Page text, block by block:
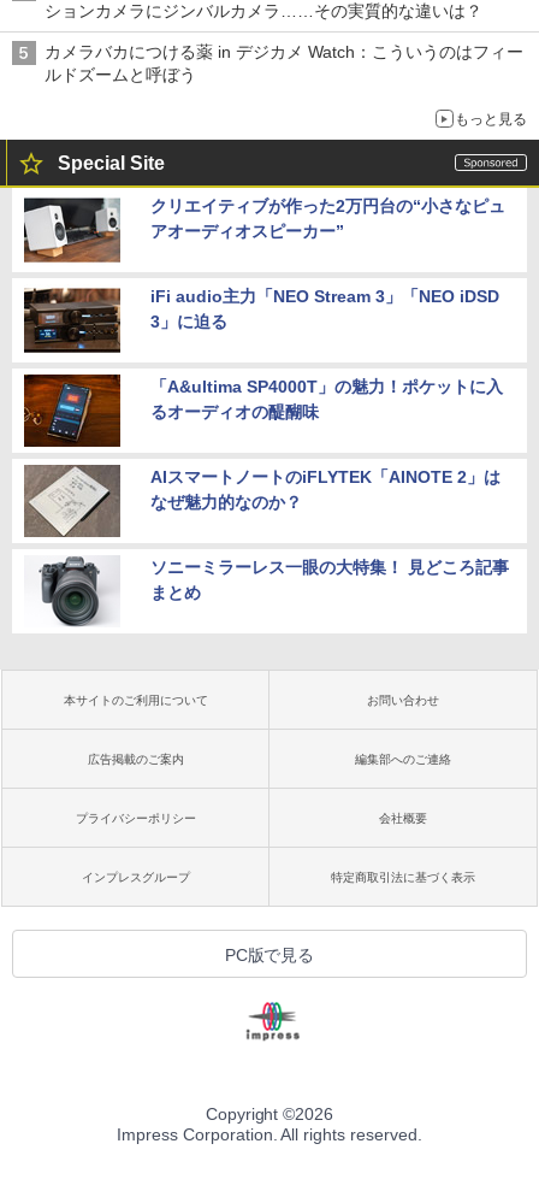
ションカメラにジンバルカメラ……その実質的な違いは？
カメラバカにつける薬 in デジカメ Watch：こういうのはフィー
ルドズームと呼ぼう
もっと見る
Special Site
クリエイティブが作った2万円台の“小さなピュ
アオーディオスピーカー”
iFi audio主力「NEO Stream 3」「NEO iDSD
3」に迫る
「A&ultima SP4000T」の魅力！ポケットに入
るオーディオの醍醐味
AIスマートノートのiFLYTEK「AINOTE 2」は
なぜ魅力的なのか？
ソニーミラーレス一眼の大特集！ 見どころ記事
まとめ
本サイトのご利用について お問い合わせ
広告掲載のご案内 編集部へのご連絡
プライバシーポリシー 会社概要
インプレスグループ 特定商取引法に基づく表示
PC版で見る
Copyright ©2026
Impress Corporation. All rights reserved.